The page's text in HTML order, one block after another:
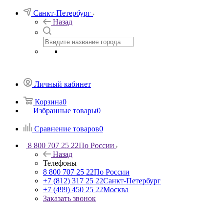
Санкт-Петербург
Назад
Личный кабинет
Корзина0
Избранные товары0
Сравнение товаров0
8 800 707 25 22По России
Назад
Телефоны
8 800 707 25 22По России
+7 (812) 317 25 22Санкт-Петербург
+7 (499) 450 25 22Москва
Заказать звонок